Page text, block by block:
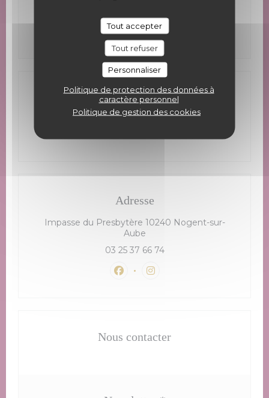
Tout accepter
Tout refuser
Personnaliser
Politique de protection des données à
caractère personnel
Politique de gestion des cookies
* Uniquement sur réservation
Accès
Adresse
Impasse du Presbytère 10240 Nogent-sur-
Aube((ouvre une nouvelle
03 25 37 66 74
Facebook ((ouvre une
Instagram ((ouvre une
Nous contacter